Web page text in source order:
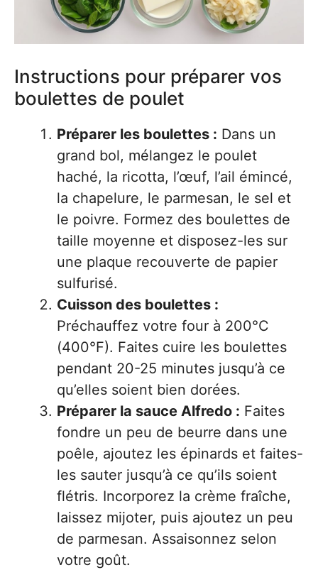
Instructions pour préparer vos
boulettes de poulet
Préparer les boulettes : Dans un
grand bol, mélangez le poulet
haché, la ricotta, l’œuf, l’ail émincé,
la chapelure, le parmesan, le sel et
le poivre. Formez des boulettes de
taille moyenne et disposez-les sur
une plaque recouverte de papier
sulfurisé.
Cuisson des boulettes :
Préchauffez votre four à 200°C
(400°F). Faites cuire les boulettes
pendant 20-25 minutes jusqu’à ce
qu’elles soient bien dorées.
Préparer la sauce Alfredo : Faites
fondre un peu de beurre dans une
poêle, ajoutez les épinards et faites-
les sauter jusqu’à ce qu’ils soient
flétris. Incorporez la crème fraîche,
laissez mijoter, puis ajoutez un peu
de parmesan. Assaisonnez selon
votre goût.